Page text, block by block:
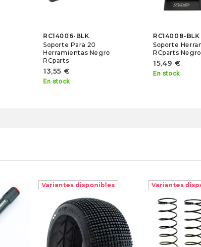
RC14006-BLK
Soporte Para 20
Herramientas Negro
RCparts
13,55 €
En stock
RC14008-BLK
Soporte
RCparts Negro
15,49 €
En stock
Variantes disponibles Variantes